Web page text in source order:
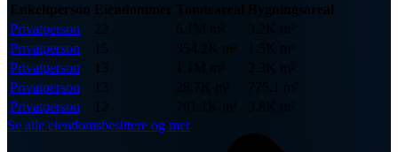
Enkeltperson Eiendommer
Bygningsareal
Privatperson
22
3.2K m²
Privatperson
15
1.5K m²
Privatperson
13
2.3K m²
Privatperson
13
775.1 m²
Privatperson
12
3.8K m²
Se alle eiendomsbesittere og mer